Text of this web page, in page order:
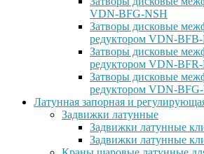
VDN-BFG-NSH
Затворы дисковые
редуктором VDN-BFB-
Затворы дисковые
редуктором VDN-BFR-
Затворы дисковые
редуктором VDN-
Латунная запорная и
Задвижки латунные
Задвижки латунные
Задвижки латунные